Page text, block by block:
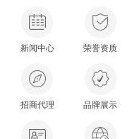
新闻中心 荣誉资质
招商代理 品牌展示